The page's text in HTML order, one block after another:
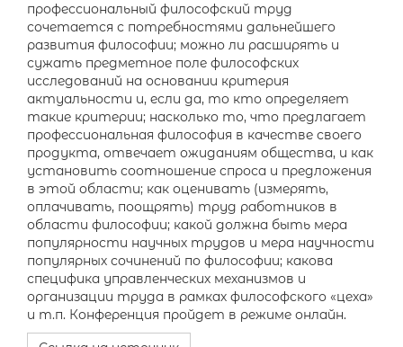
профессиональный философский труд
сочетается с потребностями дальнейшего
развития философии; можно ли расширять и
сужать предметное поле философских
исследований на основании критерия
актуальности и, если да, то кто определяет
такие критерии; насколько то, что предлагает
профессиональная философия в качестве своего
продукта, отвечает ожиданиям общества, и как
установить соотношение спроса и предложения
в этой области; как оценивать (измерять,
оплачивать, поощрять) труд работников в
области философии; какой должна быть мера
популярности научных трудов и мера научности
популярных сочинений по философии; какова
специфика управленческих механизмов и
организации труда в рамках философского «цеха»
и т.п. Конференция пройдет в режиме онлайн.